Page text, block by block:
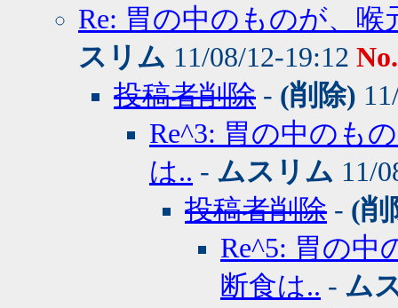
Re: 胃の中のものが、
スリム 11/08/12-19:12
投稿者削除 - (削除)
Re^3: 胃の中のも
は.. - ムスリム 11/
投稿者削除 - (削
Re^5: 胃の中
断食は.. - ム